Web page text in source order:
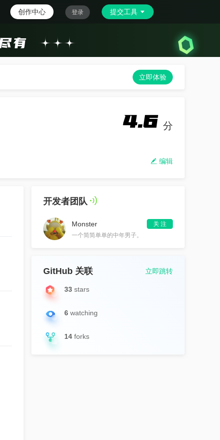
创作中心 登录 提交工具
立即体验
4.6 分
编辑
开发者团队
Monster
关 注
一个简简单单的中年男子。
GitHub 关联 立即跳转
33 stars
6 watching
14 forks